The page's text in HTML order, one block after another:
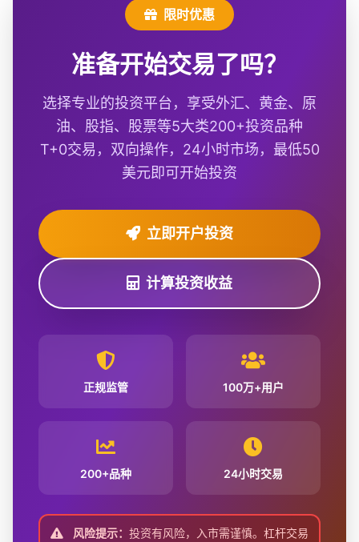
限时优惠
准备开始交易了吗？
选择专业的投资平台，享受外汇、黄金、原
油、股指、股票等5大类200+投资品种
T+0交易，双向操作，24小时市场，最低50
美元即可开始投资
立即开户投资
计算投资收益
正规监管 100万+用户
200+品种 24小时交易
风险提示： 投资有风险，入市需谨慎。杠杆交易